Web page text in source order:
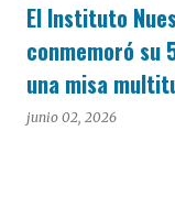
El Instituto
conmemoró su
una misa
junio 02, 2026